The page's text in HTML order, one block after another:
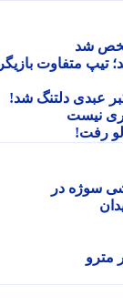
شد
متفاوت بازیگر
دلتنگ شد!
نیست
سوژه در